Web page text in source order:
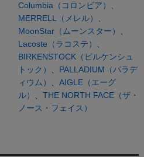
Columbia（コロンビア）、
MERRELL（メレル）、
MoonStar（ムーンスター）
Lacoste（ラコステ）
BIRKENSTOCK（ビルケンシュ
トック）
PALLADIUM（パラデ
ィウム）
AIGLE（エーグ
ル）
THE NORTH FACE（ザ・
ノース・フェイス）